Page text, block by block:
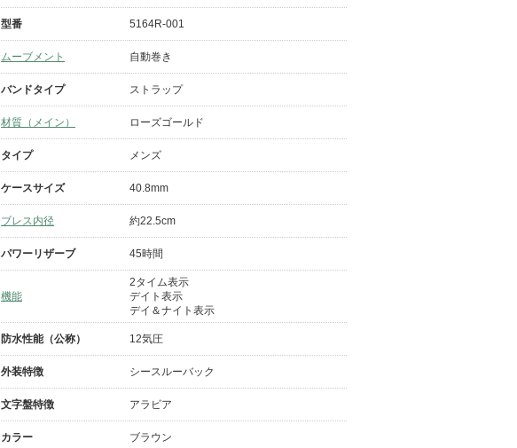
型番 5164R-001
ムーブメント 自動巻き
バンドタイプ ストラップ
材質（メイン） ローズゴールド
タイプ メンズ
ケースサイズ 40.8mm
ブレス内径 約22.5cm
パワーリザーブ 45時間
機能
2タイム表示
デイト表示
デイ＆ナイト表示
防水性能（公称） 12気圧
外装特徴 シースルーバック
文字盤特徴 アラビア
カラー ブラウン